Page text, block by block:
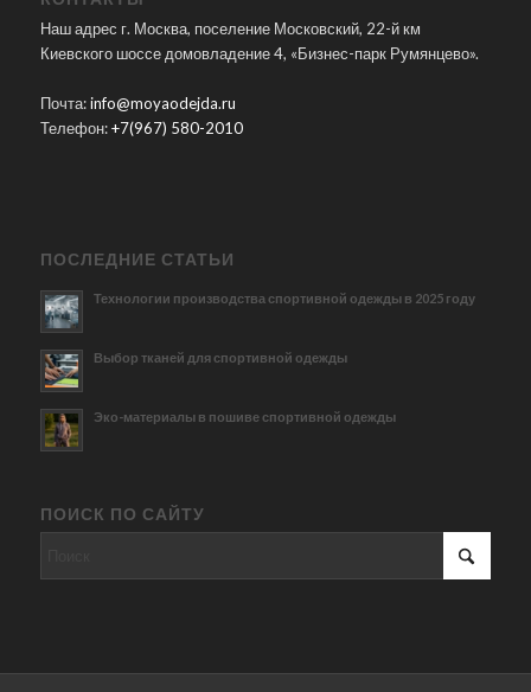
Наш адрес г. Москва, поселение Московский, 22-й км
Киевского шоссе домовладение 4, «Бизнес-парк Румянцево».
Почта:info@moyaodejda.ru
Телефон:+7(967) 580-2010
ПОСЛЕДНИЕ СТАТЬИ
Технологии производства спортивной одежды в 2025 году
Выбор тканей для спортивной одежды
Эко-материалы в пошиве спортивной одежды
ПОИСК ПО САЙТУ